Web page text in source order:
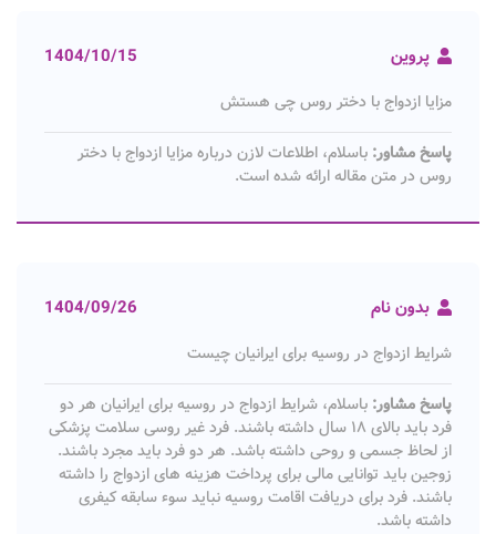
پروین 1404/10/15
مزایا ازدواج با دختر روس چی هستش
پاسخ مشاور: باسلام، اطلاعات لازن درباره مزایا ازدواج با دختر
روس در متن مقاله ارائه شده است.
بدون نام 1404/09/26
شرایط ازدواج در روسیه برای ایرانیان چیست
پاسخ مشاور: باسلام، شرایط ازدواج در روسیه برای ایرانیان هر دو
فرد باید بالای ۱۸ سال داشته باشند. فرد غیر روسی سلامت پزشکی
از لحاظ جسمی و روحی داشته باشد. هر دو فرد باید مجرد باشند.
زوجین باید توانایی مالی برای پرداخت هزینه های ازدواج را داشته
باشند. فرد برای دریافت اقامت روسیه نباید سوء سابقه کیفری
داشته باشد.